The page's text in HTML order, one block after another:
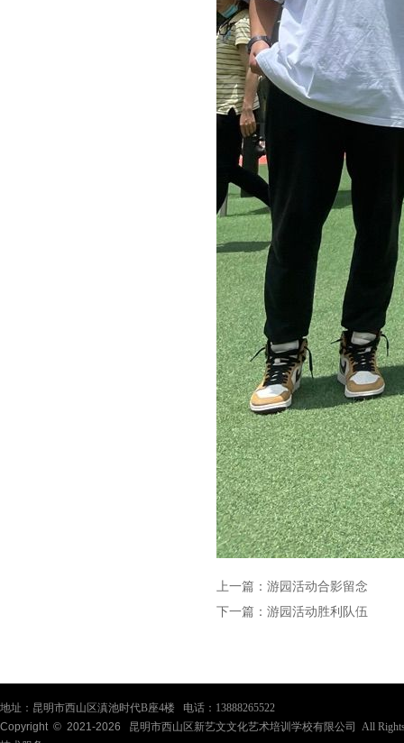
上一篇： 游园活动合影留念
下一篇： 游园活动胜利队伍
地址：昆明市西山区滇池时代B座4楼 电话：13888265522
Copyright © 2021-2026
昆明市西山区新艺文文化艺术培训学校有限公司 All